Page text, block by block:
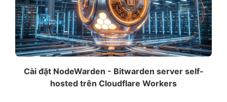
Cài đặt NodeWarden - Bitwarden server self-
hosted trên Cloudflare Workers